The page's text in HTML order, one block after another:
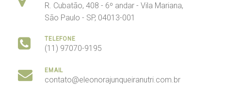
R. Cubatão, 408 - 6º andar - Vila Mariana,
São Paulo - SP, 04013-001
TELEFONE
(11) 97070-9195
EMAIL
contato@eleonorajunqueiranutri.com.br